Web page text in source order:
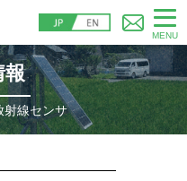
MENU
報
射線センサ